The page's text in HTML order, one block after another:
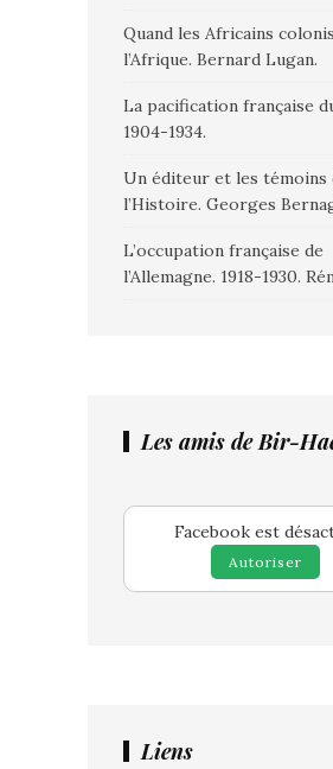
Quand les Africains
l’Afrique. Bernard Lugan.
La pacification française
1904-1934.
Un éditeur et les témoins
l’Histoire. Georges
L’occupation française de
l’Allemagne. 1918-1930.
Les amis de Bir-
Facebook est
Autoriser
Liens